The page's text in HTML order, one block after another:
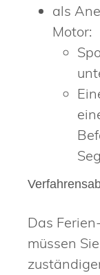
als
Motor:
Das
müssen